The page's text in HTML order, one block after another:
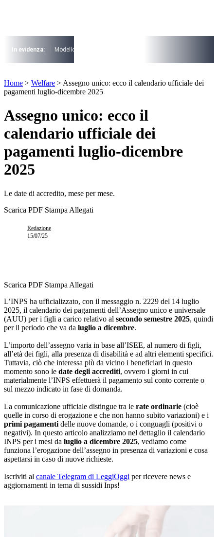
I più cercati
Lorem ipsum dolor sit amet consectetur
Lorem ipsum dolor sit amet consectetur
In evidenza: Modello 730
Lorem ipsum dolor sit amet consectetur
Home > Welfare > Assegno unico: ecco il calendario ufficiale dei
pagamenti luglio-dicembre 2025
Assegno unico: ecco il
calendario ufficiale dei
pagamenti luglio-dicembre
2025
Le date di accredito, mese per mese.
Scarica PDF Stampa Allegati
Redazione
15/07/25
Scarica PDF Stampa Allegati
L’INPS ha ufficializzato, con il messaggio n. 2229 del 14 luglio
2025, il calendario dei pagamenti dell’Assegno unico e universale
(AUU) per i figli a carico relativo al secondo semestre 2025, quindi
per il periodo che va da luglio a dicembre.
L’importo dell’assegno varia in base all’ISEE, al numero di figli,
all’età dei figli, alla presenza di disabilità e ad altri elementi specifici.
Tuttavia, ciò che interessa più da vicino i beneficiari in questo
momento sono le date degli accrediti, ovvero i giorni in cui
materialmente l’INPS effettuerà il pagamento sul conto corrente o
sul mezzo indicato in fase di domanda.
La comunicazione ufficiale distingue tra le rate ordinarie (cioè
quelle in corso di erogazione e che non hanno subito variazioni) e i
primi pagamenti delle nuove domande, o i conguagli (positivi o
negativi). In questo articolo analizziamo nel dettaglio il calendario
INPS per i mesi da luglio a dicembre 2025, vediamo come
funziona l’erogazione dell’assegno in presenza di variazioni e cosa
aspettarsi in caso di nuove richieste.
Iscriviti al canale Telegram di LeggiOggi per ricevere news e
aggiornamenti in tema di sussidi Inps!